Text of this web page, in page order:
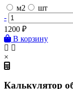
м2
шт
-
1200 ₽
В корзину
×
Калькулятор